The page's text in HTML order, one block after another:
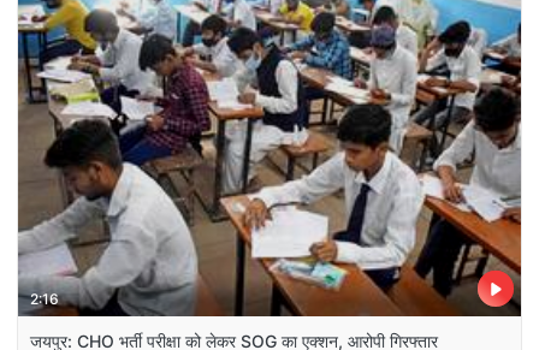
2:16
जयपुर: CHO भर्ती परीक्षा को लेकर SOG का एक्शन, आरोपी गिरफ्तार